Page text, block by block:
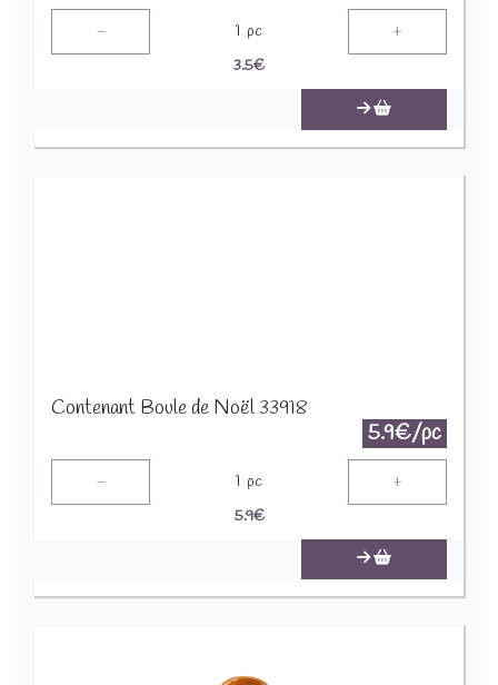
- 1 pc +
3.5€
Contenant Boule de Noël 33918
5.9€/pc
- 1 pc +
5.9€